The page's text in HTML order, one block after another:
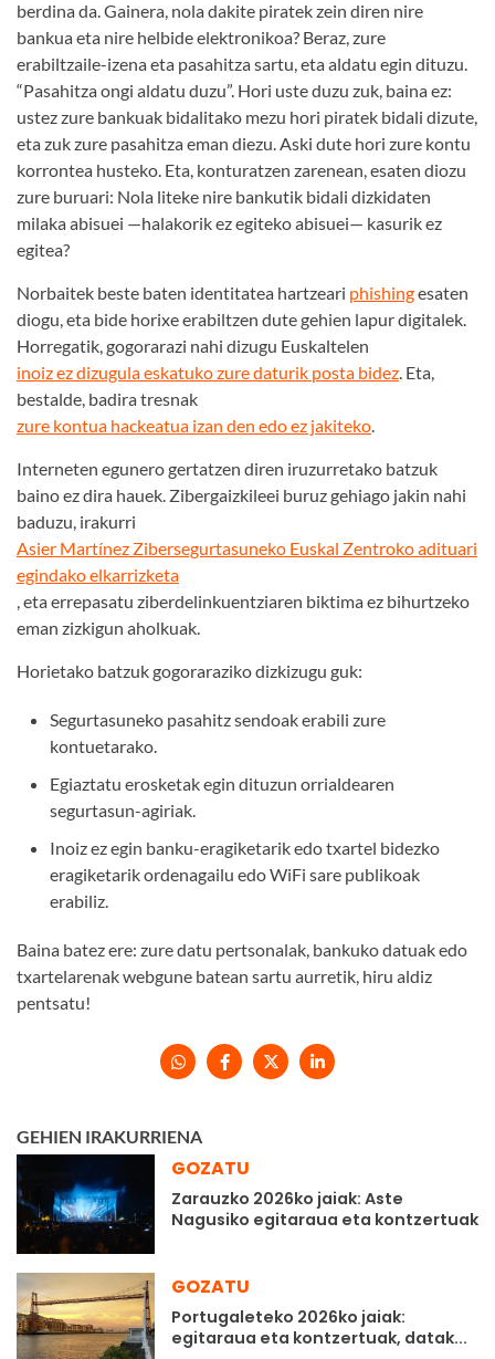
berdina da. Gainera, nola dakite piratek zein diren nire
bankua eta nire helbide elektronikoa? Beraz, zure
erabiltzaile-izena eta pasahitza sartu, eta aldatu egin dituzu.
“Pasahitza ongi aldatu duzu”. Hori uste duzu zuk, baina ez:
ustez zure bankuak bidalitako mezu hori piratek bidali dizute,
eta zuk zure pasahitza eman diezu. Aski dute hori zure kontu
korrontea husteko. Eta, konturatzen zarenean, esaten diozu
zure buruari: Nola liteke nire bankutik bidali dizkidaten
milaka abisuei —halakorik ez egiteko abisuei— kasurik ez
egitea?
Norbaitek beste baten identitatea hartzeari phishingesaten
diogu, eta bide horixe erabiltzen dute gehien lapur digitalek.
Horregatik, gogorarazi nahi dizugu Euskaltelen
inoiz ez dizugula eskatuko zure daturik posta bidez. Eta,
bestalde, badira tresnak
zure kontua hackeatua izan den edo ez jakiteko.
Interneten egunero gertatzen diren iruzurretako batzuk
baino ez dira hauek. Zibergaizkileei buruz gehiago jakin nahi
baduzu, irakurri
Asier Martínez Zibersegurtasuneko Euskal Zentroko adituari
egindako elkarrizketa
, eta errepasatu ziberdelinkuentziaren biktima ez bihurtzeko
eman zizkigun aholkuak.
Horietako batzuk gogoraraziko dizkizugu guk:
Segurtasuneko pasahitz sendoak erabili zure
kontuetarako.
Egiaztatu erosketak egin dituzun orrialdearen
segurtasun-agiriak.
Inoiz ez egin banku-eragiketarik edo txartel bidezko
eragiketarik ordenagailu edo WiFi sare publikoak
erabiliz.
Baina batez ere: zure datu pertsonalak, bankuko datuak edo
txartelarenak webgune batean sartu aurretik, hiru aldiz
pentsatu!
GEHIEN IRAKURRIENA
GOZATU
Zarauzko 2026ko jaiak: Aste
Nagusiko egitaraua eta kontzertuak
GOZATU
Portugaleteko 2026ko jaiak:
egitaraua eta kontzertuak, datak...